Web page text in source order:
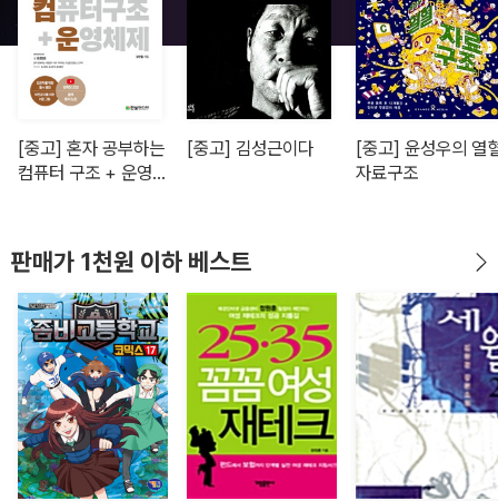
[중고] 혼자 공부하는
컴퓨터 구조 + 운영체
[중고] 김성근이다
[중고] 윤성우의 열
자료구조
판매가 1천원 이하 베스트